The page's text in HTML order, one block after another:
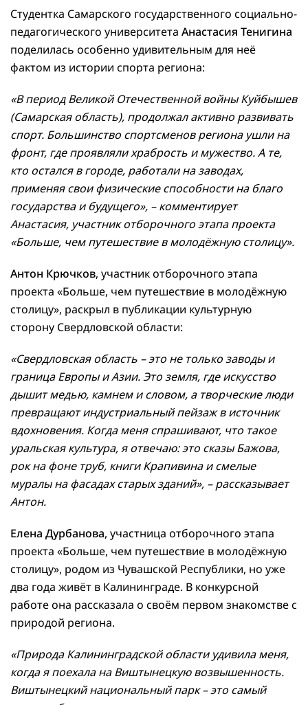
Студентка Самарского государственного социально-
педагогического университета Анастасия Тенигина
поделилась особенно удивительным для неё
фактом из истории спорта региона:
«В период Великой Отечественной войны Куйбышев
(Самарская область), продолжал активно развивать
спорт. Большинство спортсменов региона ушли на
фронт, где проявляли храбрость и мужество. А те,
кто остался в городе, работали на заводах,
применяя свои физические способности на благо
государства и будущего», – комментирует
Анастасия, участник отборочного этапа проекта
«Больше, чем путешествие в молодёжную столицу».
Антон Крючков, участник отборочного этапа
проекта «Больше, чем путешествие в молодёжную
столицу», раскрыл в публикации культурную
сторону Свердловской области:
«Свердловская область – это не только заводы и
граница Европы и Азии. Это земля, где искусство
дышит медью, камнем и словом, а творческие люди
превращают индустриальный пейзаж в источник
вдохновения. Когда меня спрашивают, что такое
уральская культура, я отвечаю: это сказы Бажова,
рок на фоне труб, книги Крапивина и смелые
муралы на фасадах старых зданий», – рассказывает
Антон.
Елена Дурбанова, участница отборочного этапа
проекта «Больше, чем путешествие в молодёжную
столицу», родом из Чувашской Республики, но уже
два года живёт в Калининграде. В конкурсной
работе она рассказала о своём первом знакомстве с
природой региона.
«Природа Калининградской области удивила меня,
когда я поехала на Виштынецкую возвышенность.
Виштынецкий национальный парк – это самый